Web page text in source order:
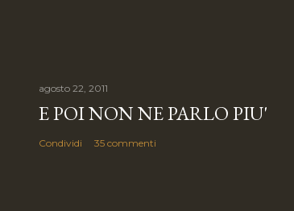
agosto 22, 2011
E POI NON NE PARLO PIU'
Condividi 35 commenti